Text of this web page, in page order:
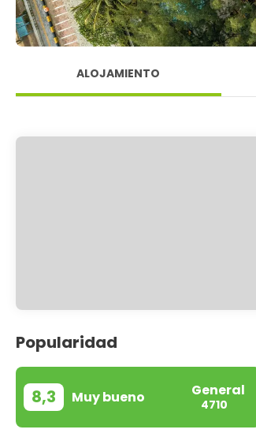
ALOJAMIENTO
Popularidad
8,3 Muy bueno General
4710